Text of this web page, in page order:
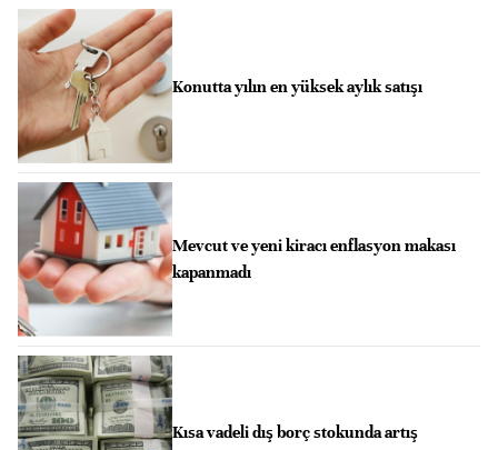
Konutta yılın en yüksek aylık satışı
Mevcut ve yeni kiracı enflasyon makası
kapanmadı
Kısa vadeli dış borç stokunda artış